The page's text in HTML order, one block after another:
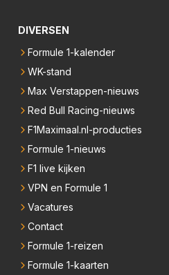
DIVERSEN
Formule 1-kalender
WK-stand
Max Verstappen-nieuws
Red Bull Racing-nieuws
F1Maximaal.nl-producties
Formule 1-nieuws
F1 live kijken
VPN en Formule 1
Vacatures
Contact
Formule 1-reizen
Formule 1-kaarten